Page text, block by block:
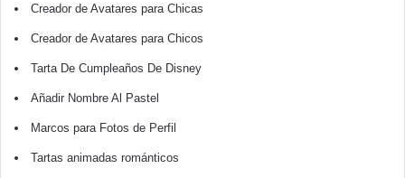
Creador de Avatares para Chicas
Creador de Avatares para Chicos
Tarta De Cumpleaños De Disney
Añadir Nombre Al Pastel
Marcos para Fotos de Perfil
Tartas animadas románticos